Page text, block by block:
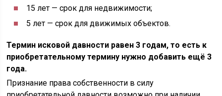
15 лет — срок для недвижимости;
5 лет — срок для движимых объектов.
Термин исковой давности равен 3 годам, то есть к
приобретательному термину нужно добавить ещё 3
года.
Признание права собственности в силу